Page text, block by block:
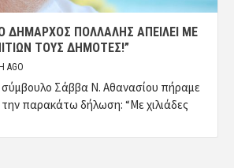
ΔΉΜΑΡΧΟΣ ΠΟΛΛΆΛΗΣ ΑΠΕΙΛΕΊ ΜΕ
ΤΟΥΣ ΔΗΜΌΤΕΣ!”
AGO
σύμβουλο Σάββα Ν. Αθανασίου πήραμε
την παρακάτω δήλωση: “Με χιλιάδες